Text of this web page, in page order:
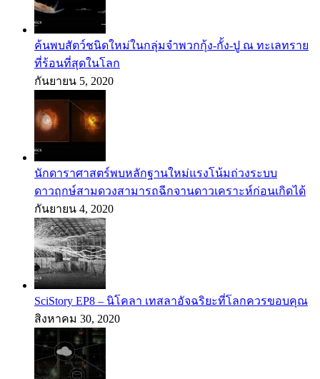
ค้นพบสัตว์ชนิดใหม่ในกลุ่มจำพวกกุ้ง-กั้ง-ปู ณ ทะเลทราย
ที่ร้อนที่สุดในโลก
กันยายน 5, 2020
นักดาราศาสตร์พบหลักฐานใหม่แรงโน้มถ่วงระบบ
ดาวฤกษ์สามดวงสามารถฉีกจานดาวเคราะห์ก่อนเกิดได้
กันยายน 4, 2020
SciStory EP8 – นิโคลา เทสลาอัจฉริยะที่โลกควรขอบคุณ
สิงหาคม 30, 2020